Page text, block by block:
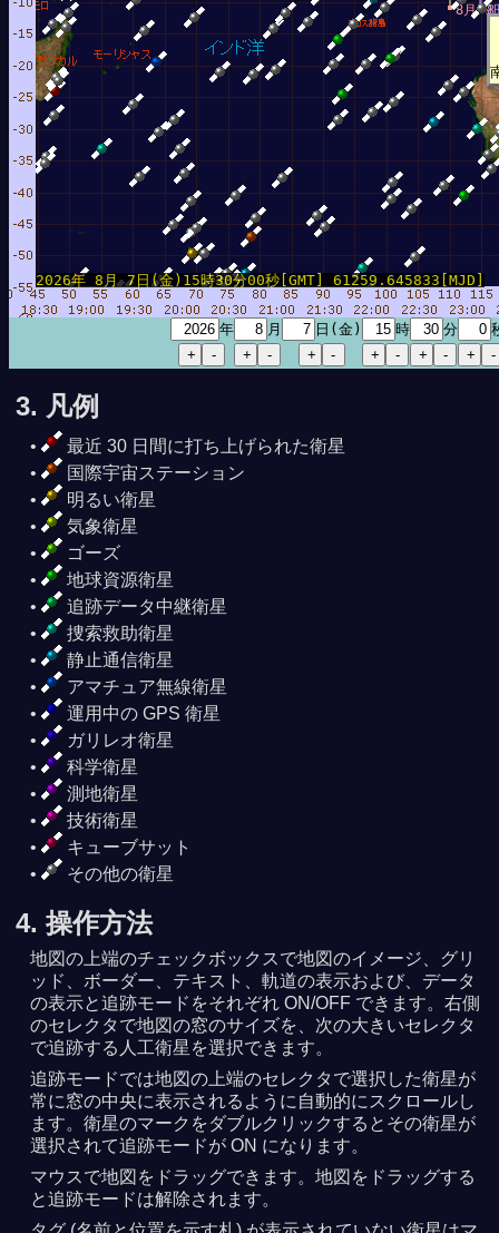
8
8月 9
2026年 8月 7日(金)15時30分00秒[GMT] 61259.645833[MJD]
年 月 日(金) 時 分
3. 凡例
最近 30 日間に打ち上げられた衛星
国際宇宙ステーション
明るい衛星
気象衛星
ゴーズ
地球資源衛星
追跡データ中継衛星
捜索救助衛星
静止通信衛星
アマチュア無線衛星
運用中の GPS 衛星
ガリレオ衛星
科学衛星
測地衛星
技術衛星
キューブサット
その他の衛星
4. 操作方法
地図の上端のチェックボックスで地図のイメージ、グリ
ッド、ボーダー、テキスト、軌道の表示および、データ
の表示と追跡モードをそれぞれ ON/OFF できます。右側
のセレクタで地図の窓のサイズを、次の大きいセレクタ
で追跡する人工衛星を選択できます。
追跡モードでは地図の上端のセレクタで選択した衛星が
常に窓の中央に表示されるように自動的にスクロールし
ます。衛星のマークをダブルクリックするとその衛星が
選択されて追跡モードが ON になります。
マウスで地図をドラッグできます。地図をドラッグする
と追跡モードは解除されます。